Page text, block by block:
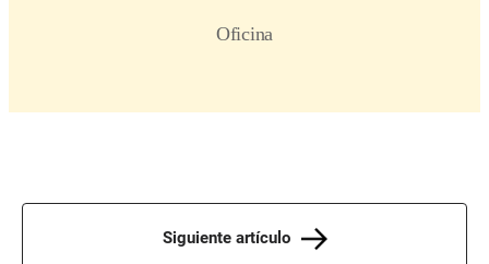
Siguiente artículo